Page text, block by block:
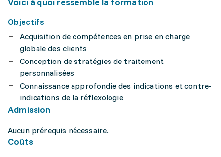
Objectifs
Acquisition de compétences en prise en charge
globale des clients
Conception de stratégies de traitement
personnalisées
Connaissance approfondie des indications et contre-
indications de la réflexologie
Admission
Aucun prérequis nécessaire.
Coûts